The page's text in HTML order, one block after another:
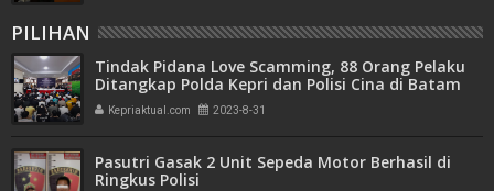
PILIHAN
Tindak Pidana Love Scamming, 88 Orang Pelaku
Ditangkap Polda Kepri dan Polisi Cina di Batam
Kepriaktual.com 2023-8-31
Pasutri Gasak 2 Unit Sepeda Motor Berhasil di
Ringkus Polisi